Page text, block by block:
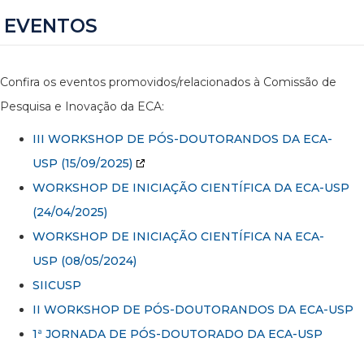
EVENTOS
Confira os eventos promovidos/relacionados à Comissão de
Pesquisa e Inovação da ECA:
III WORKSHOP DE PÓS-DOUTORANDOS DA ECA-
USP (15/09/2025)
WORKSHOP DE INICIAÇÃO CIENTÍFICA DA ECA-USP
(24/04/2025)
WORKSHOP DE INICIAÇÃO CIENTÍFICA NA ECA-
USP (08/05/2024)
SIICUSP
II WORKSHOP DE PÓS-DOUTORANDOS DA ECA-USP
1ª JORNADA DE PÓS-DOUTORADO DA ECA-USP